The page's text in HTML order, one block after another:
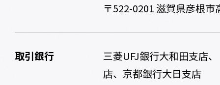
〒522-0201 滋賀県彦根市
取引銀行
三菱UFJ銀行大和田支店
店、京都銀行大日支店